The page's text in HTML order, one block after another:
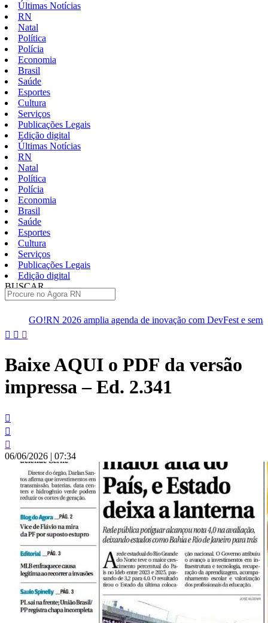
Últimas Notícias
RN
Natal
Política
Polícia
Economia
Brasil
Saúde
Esportes
Cultura
Serviços
Publicações Legais
Edição digital
Últimas Notícias
RN
Natal
Política
Polícia
Economia
Brasil
Saúde
Esportes
Cultura
Serviços
Publicações Legais
Edição digital
BUSCAR
amplia agenda de inovação com DevFest e semana de eventos
Pular
conteúdo
Baixe AQUI o PDF da versão
impressa – Ed. 2.341
06/06/2026 | 07:34